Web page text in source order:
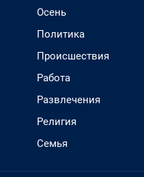
Осень
Политика
Происшествия
Работа
Развлечения
Религия
Семья